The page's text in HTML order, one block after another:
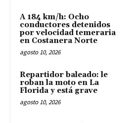
A 184 km/h: Ocho
conductores detenidos
por velocidad temeraria
en Costanera Norte
agosto 10, 2026
Repartidor baleado: le
roban la moto en La
Florida y está grave
agosto 10, 2026